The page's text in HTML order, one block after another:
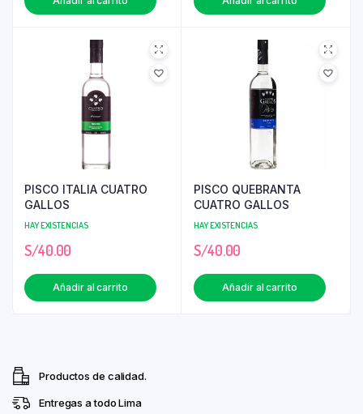
PISCO ITALIA CUATRO
GALLOS
HAY EXISTENCIAS
S/40.00
Añadir al carrito
PISCO QUEBRANTA
CUATRO GALLOS
HAY EXISTENCIAS
S/40.00
Añadir al carrito
Productos de calidad.
Entregas a todo Lima